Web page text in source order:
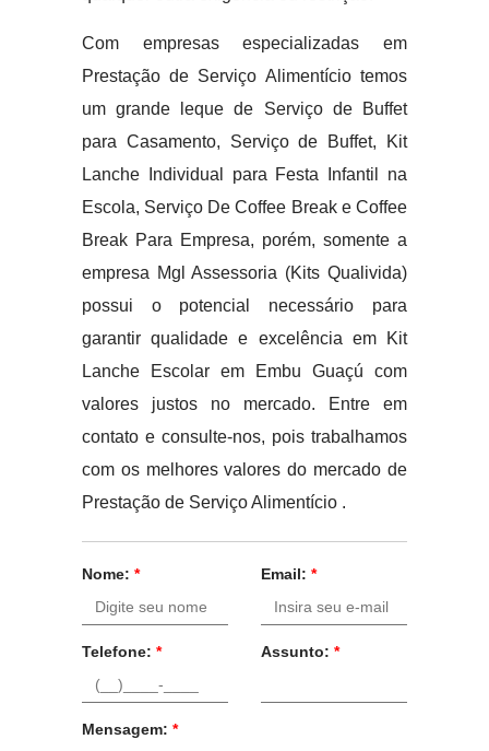
Com empresas especializadas em
Prestação de Serviço Alimentício temos
um grande leque de Serviço de Buffet
para Casamento, Serviço de Buffet, Kit
Lanche Individual para Festa Infantil na
Escola, Serviço De Coffee Break e Coffee
Break Para Empresa, porém, somente a
empresa Mgl Assessoria (Kits Qualivida)
possui o potencial necessário para
garantir qualidade e excelência em Kit
Lanche Escolar em Embu Guaçú com
valores justos no mercado. Entre em
contato e consulte-nos, pois trabalhamos
com os melhores valores do mercado de
Prestação de Serviço Alimentício .
Nome: * Email: *
Telefone: * Assunto: *
Mensagem: *